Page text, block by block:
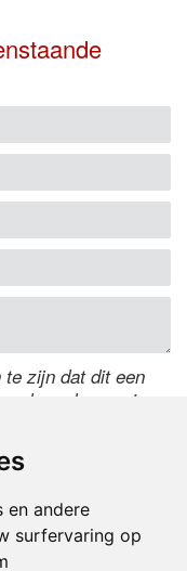
en andere
surfervaring op
zijn dat dit een
code over in